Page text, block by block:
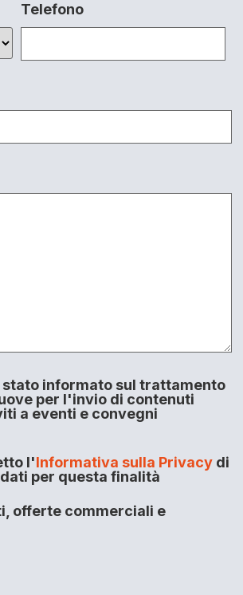
Telefono
informato sul trattamento
per l'invio di contenuti
a eventi e convegni
l'Informativa sulla Privacydi
per questa finalità
offerte commerciali e